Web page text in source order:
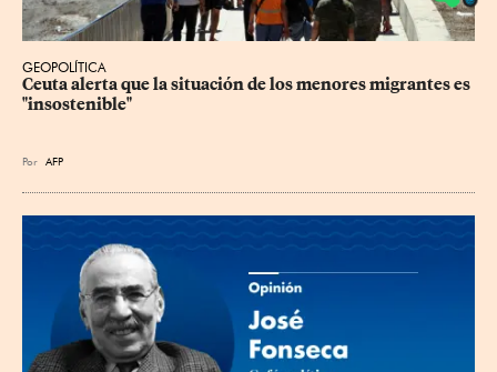
GEOPOLÍTICA
Ceuta alerta que la situación de los menores migrantes es
"insostenible"
Por AFP